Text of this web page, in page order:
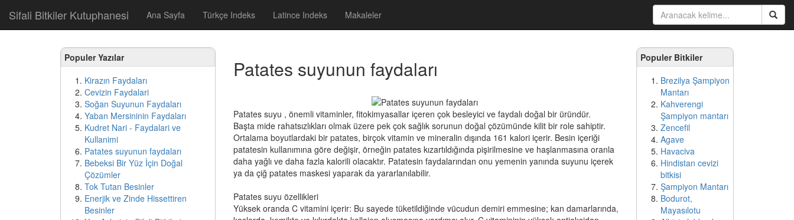
Sifali Bitkiler Kutuphanesi Ana Sayfa Türkçe Indeks Latince Indeks Makaleler
Populer Yazılar
Kirazın Faydaları
Cevizin Faydalari
Soğan Suyunun Faydaları
Yaban Mersininin Faydaları
Kudret Nari - Faydalari ve
Kullanimi
Patates suyunun faydaları
Bebeksi Bir Yüz İçin Doğal
Çözümler
Tok Tutan Besinler
Enerjik ve Zinde Hissettiren
Besinler
Patates suyunun faydaları
Patates suyu , önemli vitaminler, fitokimyasallar içeren çok besleyici ve faydalı doğal bir üründür.
Başta mide rahatsızlıkları olmak üzere pek çok sağlık sorunun doğal çözümünde kilit bir role sahiptir.
Ortalama boyutlardaki bir patates, birçok vitamin ve mineralin dışında 161 kalori içerir. Besin içeriği
patatesin kullanımına göre değişir, örneğin patates kızartıldığında pişirilmesine ve haşlanmasına oranla
daha yağlı ve daha fazla kalorili olacaktır. Patatesin faydalarından onu yemenin yanında suyunu içerek
ya da çiğ patates maskesi yaparak da yararlanılabilir.
Patates suyu özellikleri
Yüksek oranda C vitamini içerir: Bu sayede tüketildiğinde vücudun demiri emmesine; kan damarlarında,
Populer Bitkiler
Brezilya Şampiyon
Mantarı
Kahverengi
Şampiyon mantarı
Zencefil
Agave
Havaciva
Hindistan cevizi
bitkisi
Şampiyon Mantarı
Bodurot,
Mayasılotu